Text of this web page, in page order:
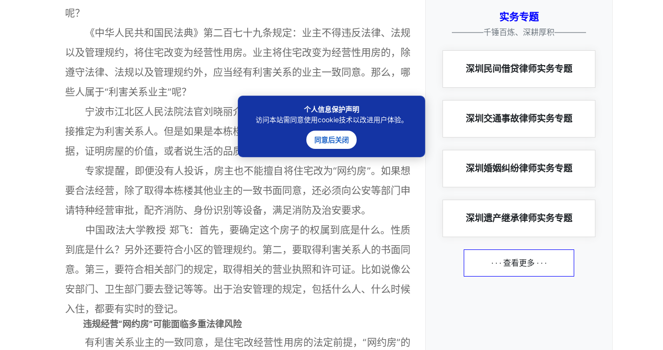
呢？
《中华人民共和国民法典》第二百七十九条规定：业主不得违反法律、法规
以及管理规约，将住宅改变为经营性用房。业主将住宅改变为经营性用房的，除
遵守法律、法规以及管理规约外，应当经有利害关系的业主一致同意。那么，哪
些人属于“利害关系业主”呢？
宁波市江北区人民法院法官刘晓丽介绍，一般来说，本栋楼内的其他业主直
接推定为利害关系人。但是如果是本栋楼之外的其他业主，一般要提供相应的证
据，证明房屋的价值，或者说生活的品质受到了影响。
专家提醒，即便没有人投诉，房主也不能擅自将住宅改为“网约房”。如果想
要合法经营，除了取得本栋楼其他业主的一致书面同意，还必须向公安等部门申
请特种经营审批，配齐消防、身份识别等设备，满足消防及治安要求。
中国政法大学教授 郑飞：首先，要确定这个房子的权属到底是什么。性质
到底是什么？另外还要符合小区的管理规约。第二，要取得利害关系人的书面同
意。第三，要符合相关部门的规定，取得相关的营业执照和许可证。比如说像公
安部门、卫生部门要去登记等等。出于治安管理的规定，包括什么人、什么时候
入住，都要有实时的登记。
违规经营“网约房”可能面临多重法律风险
有利害关系业主的一致同意，是住宅改经营性用房的法定前提，“网约房”的
实务专题
————千锤百炼、深耕厚积————
深圳民间借贷律师实务专题
深圳交通事故律师实务专题
深圳婚姻纠纷律师实务专题
深圳遗产继承律师实务专题
· · · 查看更多 · · ·
个人信息保护声明
访问本站需同意使用cookie技术以改进用户体验。
同意后关闭